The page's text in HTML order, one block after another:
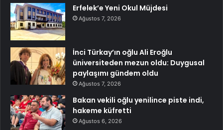
Erfelek’e Yeni Okul Müjdesi
Ağustos 7, 2026
İnci Türkay’ın oğlu Ali Eroğlu
üniversiteden mezun oldu: Duygusal
paylaşımı gündem oldu
Ağustos 7, 2026
Bakan vekili oğlu yenilince piste indi,
hakeme küfretti
Ağustos 6, 2026